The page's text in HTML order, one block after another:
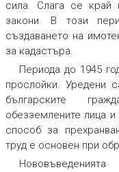
сила. Слага се край
закони. В този
създаването на
за кадастъра.
Периода до 1945
прослойки. Уредени
българските
обезземлените лица
способ за
труд е основен при